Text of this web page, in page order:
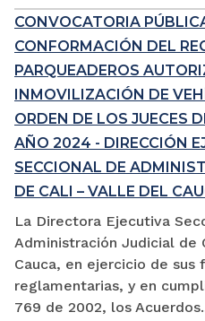
CONVOCATORIA
CONFORMACIÓN DEL
PARQUEADEROS
INMOVILIZACIÓN DE
ORDEN DE LOS JUECES
AÑO 2024 - DIRECCIÓN
SECCIONAL DE
DE CALI – VALLE DEL
La Directora Ejecutiva
Administración Judicial de
Cauca, en ejercicio de
reglamentarias, y en
769 de 2002, los